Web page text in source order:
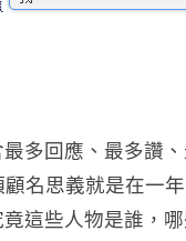
多回應、最多讚
名思義就是在一
這些人物是誰，